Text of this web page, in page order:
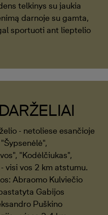
telkinys su jaukia
darnoje su gamta,
sportuoti ant lieptelio
- netoliese esančioje
"Kodėlčiukas",
visi vos 2 km atstumu.
Abraomo Kulviečio
Gabijos
Puškino